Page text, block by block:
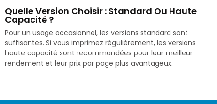
Quelle Version Choisir : Standard Ou Haute
Capacité ?
Pour un usage occasionnel, les versions standard sont
suffisantes. Si vous imprimez régulièrement, les versions
haute capacité sont recommandées pour leur meilleur
rendement et leur prix par page plus avantageux.